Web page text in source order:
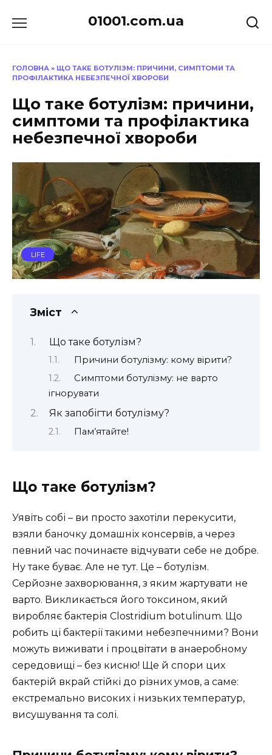
до
01001.com.ua
ГОЛОВНА » ЩО ТАКЕ БОТУЛІЗМ: ПРИЧИНИ, СИМПТОМИ ТА
ПРОФІЛАКТИКА НЕБЕЗПЕЧНОЇ ХВОРОБИ
Що таке ботулізм: причини,
симптоми та профілактика
небезпечної хвороби
LIFE
Зміст
Що таке ботулізм?
Причини ботулізму: кому вірити?
Симптоми ботулізму: не варто
ігнорувати
Як запобігти ботулізму? ️
Пам’ятайте!
Що таке ботулізм?
Уявіть собі – ви просто захотіли перекусити,
взяли баночку домашніх консервів, а через
певний час починаєте відчувати себе не добре.
Ну таке буває. Але не тут. Це – ботулізм.
Серйозне захворювання, з яким жартувати не
варто. Викликається його токсином, який
виробляє бактерія Clostridium botulinum. Що
робить ці бактерії такими небезпечними? Вони
можуть виживати і процвітати в анаеробному
середовищі – без кисню! Ще й спори цих
бактерій вкрай стійкі до різних умов, а саме:
екстремально високих і низьких температур,
висушування та солі.